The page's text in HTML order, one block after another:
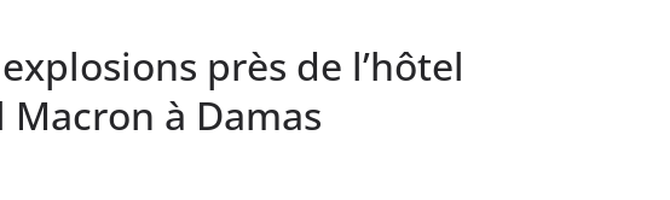
près de l’hôtel
Macron à Damas